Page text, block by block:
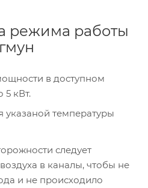
режима работы
в доступном
5 кВт.
температуры
следует
в каналы, чтобы не
и не происходило